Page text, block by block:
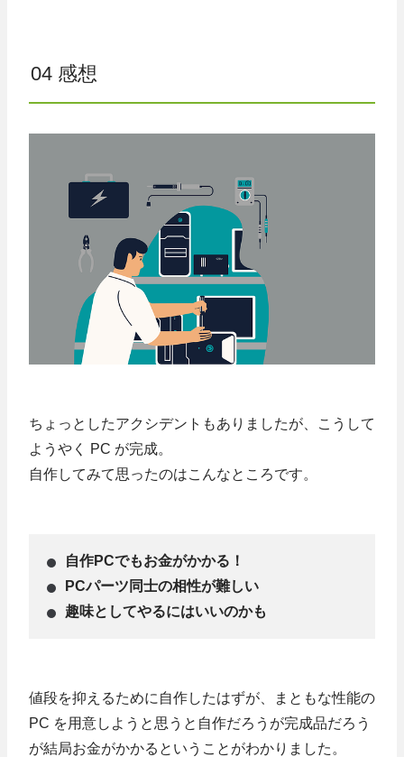
04 感想
ちょっとしたアクシデントもありましたが、こうして
ようやく PC が完成。
自作してみて思ったのはこんなところです。
自作PCでもお金がかかる！
PCパーツ同士の相性が難しい
趣味としてやるにはいいのかも
値段を抑えるために自作したはずが、まともな性能の
PC を用意しようと思うと自作だろうが完成品だろう
が結局お金がかかるということがわかりました。